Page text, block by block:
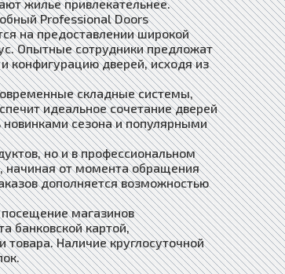
жилье привлекательнее.
Professional Doors
на предоставлении широкой
Опытные сотрудники предложат
конфигурацию дверей, исходя из
складные системы,
идеальное сочетание дверей
сезона и популярными
но и в профессиональном
начиная от момента обращения
дополняется возможностью
магазинов
банковской картой,
Наличие круглосуточной